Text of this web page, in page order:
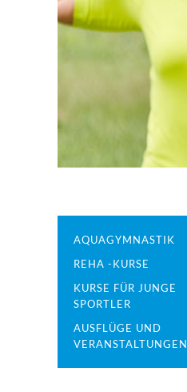
AQUAGYMNASTIK
REHA -KURSE
KURSE FÜR JUNGE
SPORTLER
AUSFLÜGE UND
VERANSTALTUNGEN